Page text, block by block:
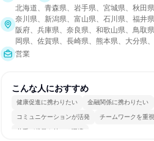
北海道、青森県、岩手県、宮城県、秋田
奈川県、新潟県、富山県、石川県、福井
阪府、兵庫県、奈良県、和歌山県、鳥取
岡県、佐賀県、長崎県、熊本県、大分県
営業
こんな人におすすめ
健康促進に携わりたい 金融関係に携わりたい
コミュニケーションが活発 チームワークを重視
若手が裁量を持てる環境